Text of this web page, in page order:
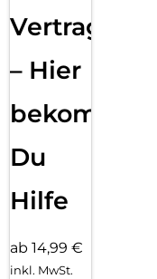
– Hier
bekommst
Du
Hilfe
ab 14,99 €
inkl. MwSt.